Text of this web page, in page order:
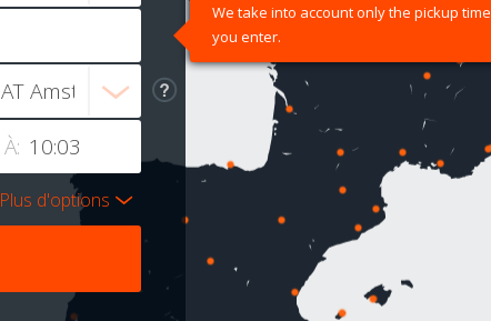
We take into account only the pickup time
you enter.
À:
Plus d'options